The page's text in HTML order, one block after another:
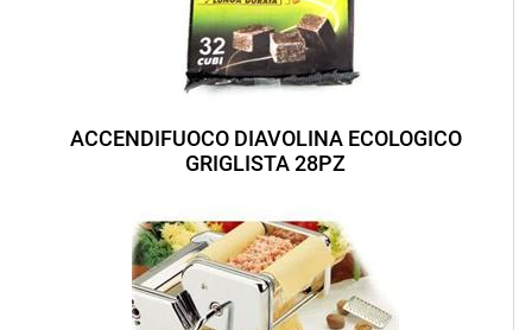
ACCENDIFUOCO DIAVOLINA ECOLOGICO
GRIGLISTA 28PZ